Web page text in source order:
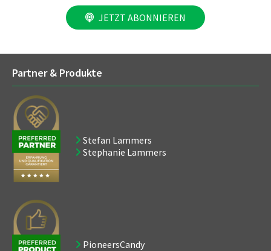
JETZT ABONNIEREN
Partner & Produkte
Stefan Lammers
Stephanie Lammers
PioneersCandy